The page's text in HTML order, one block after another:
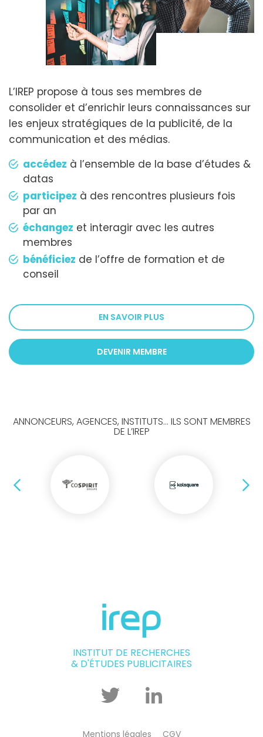
L’IREP propose à tous ses membres de
consolider et d’enrichir leurs connaissances sur
les enjeux stratégiques de la publicité, de la
communication et des médias.
accédez à l’ensemble de la base d’études &
datas
participez à des rencontres plusieurs fois
par an
échangez et interagir avec les autres
membres
bénéficiez de l’offre de formation et de
conseil
EN SAVOIR PLUS
DEVENIR MEMBRE
ANNONCEURS, AGENCES, INSTITUTS... ILS SONT MEMBRES
DE L’IREP
Précédent
INSTITUT DE RECHERCHES
& D'ÉTUDES PUBLICITAIRES
Twitter Linkedin
Mentions légales CGV